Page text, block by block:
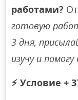
работами?
готовую
3 дня,
изучу и помогу
⚡ Условие +